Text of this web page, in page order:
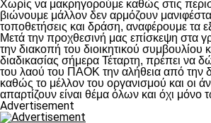
Χωρίς να μακρηγορούμε καθώς στις
βιώνουμε μάλλον δεν αρμόζουν
τοποθετήσεις και δράση, αναφέρουμε τα
Μετά την προχθεσινή μας επίσκεψη στα
την διακοπή του διοικητικού συμβουλίου
διαδικασίας σήμερα Τέταρτη, πρέπει να
του λαού του ΠΑΟΚ την αλήθεια από την
καθώς το μέλλον του οργανισμού και οι
απαρτίζουν είναι θέμα όλων και όχι
Advertisement